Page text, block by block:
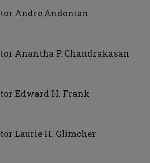
Andre Andonian
Anantha P. Chandrakasan
Edward H. Frank
Laurie H. Glimcher